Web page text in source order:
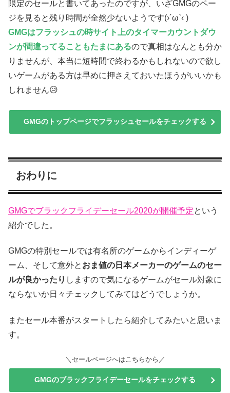
限定のセールと書いてあったのですが、いざGMGのペー
ジを見ると残り時間が全然少ないようです(›´ω`‹ )
GMGはフラッシュの時サイト上のタイマーカウントダウ
ンが間違ってることもたまにあるので真相はなんとも分か
りませんが、本当に短時間で終わるかもしれないので欲し
いゲームがある方は早めに押さえておいたほうがいいかも
しれません😥
GMGのトップページでフラッシュセールをチェックする
おわりに
GMGでブラックフライデーセール2020が開催予定という
紹介でした。
GMGの特別セールでは有名所のゲームからインディーゲ
ーム、そして意外と おま値の日本メーカーのゲームのセー
ルが良かったり しますので気になるゲームがセール対象に
ならないか日々チェックしてみてはどうでしょうか。
またセール本番がスタートしたら紹介してみたいと思いま
す。
＼セールページへはこちらから／
GMGのブラックフライデーセールをチェックする